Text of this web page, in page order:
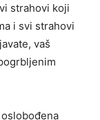
strahovi koji
i svi strahovi
vaš